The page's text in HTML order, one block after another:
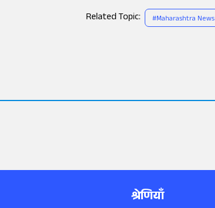
Related Topic: #Maharashtra News
श्रेणियाँ